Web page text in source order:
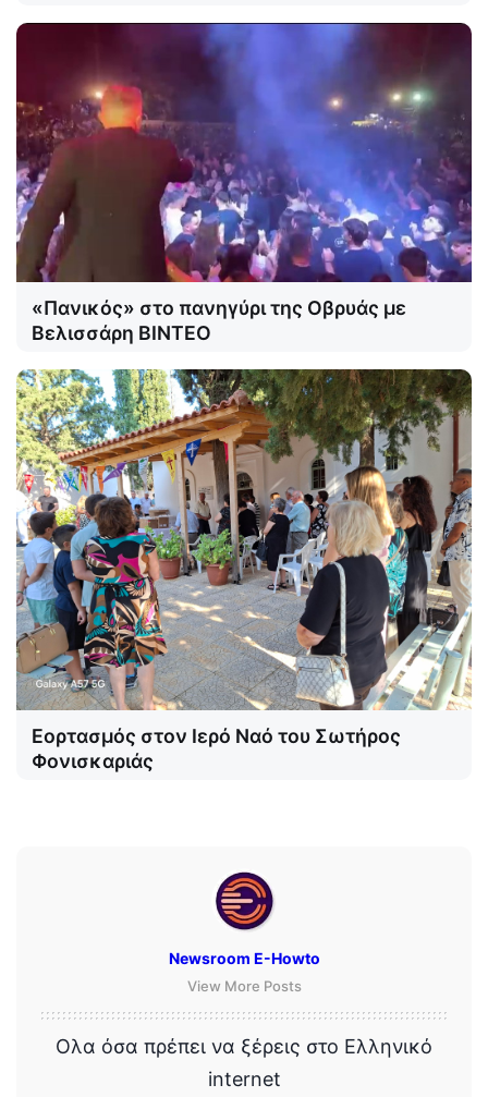
«Πανικός» στο πανηγύρι της Οβρυάς με
Βελισσάρη ΒΙΝΤΕΟ
Εορτασμός στον Ιερό Ναό του Σωτήρος
Φονισκαριάς
Newsroom E-Howto
View More Posts
Ολα όσα πρέπει να ξέρεις στο Ελληνικό
internet